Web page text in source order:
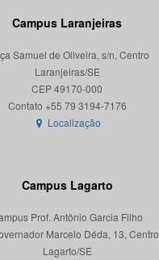
Campus Laranjeiras
Samuel de Oliveira, s/n, Centro
Laranjeiras/SE
CEP 49170-000
Localização
Campus Lagarto
Prof. Antônio Garcia Filho
Marcelo Déda, 13, Centro
Lagarto/SE